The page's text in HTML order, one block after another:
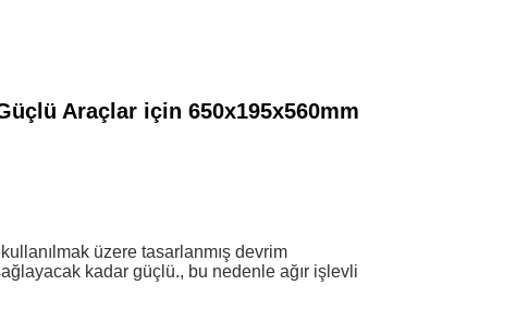
Araçlar için 650x195x560mm
üzere tasarlanmış devrim
kadar güçlü., bu nedenle ağır işlevli